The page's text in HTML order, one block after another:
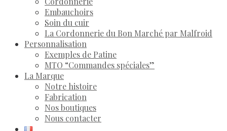
Embauchoirs
Soin du cuir
La Cordonnerie du Bon Marché par Malfroid
Personnalisation
Exemples de Patine
MTO “Commandes spéciales”
La Marque
Notre histoire
Fabrication
Nos boutiques
Nous contacter